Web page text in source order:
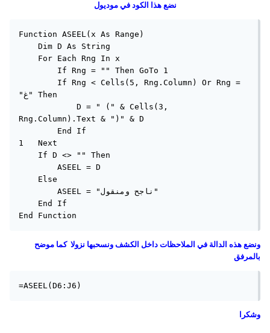
نضع هذا الكود في موديول
Function ASEEL(x As Range)
    Dim D As String
    For Each Rng In x
        If Rng = "" Then GoTo 1
        If Rng < Cells(5, Rng.Column) Or Rng =
"غ" Then
            D = " (" & Cells(3,
Rng.Column).Text & ")" & D
        End If
1   Next
    If D <> "" Then
        ASEEL = D
    Else
        ASEEL = "ناجح ومنقول"
    End If
End Function
ونضع هذه الدالة في الملاحظات داخل الكشف ونسحبها نزولا كما موضح
بالمرفق
=ASEEL(D6:J6)
وشكرا